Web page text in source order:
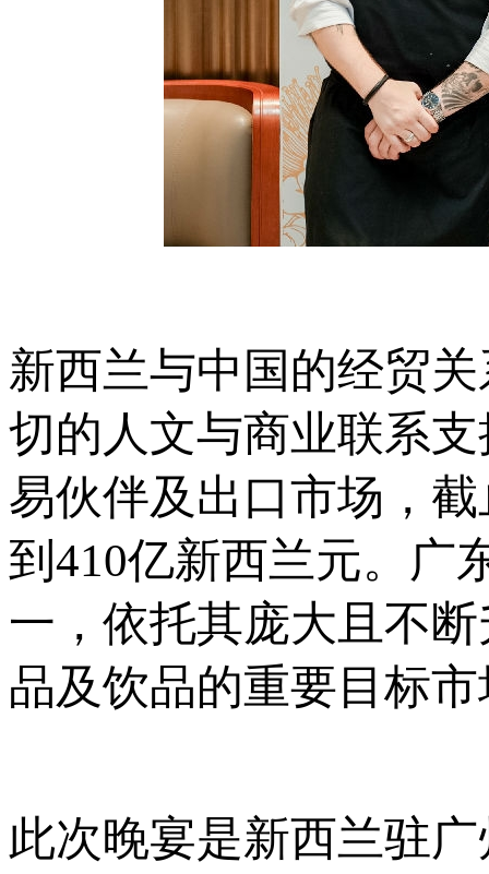
新西兰与中国的经贸
切的人文与商业联系
易伙伴及出口市场，
到410亿新西兰元。广
一，依托其庞大且不
品及饮品的重要目标
此次晚宴是新西兰驻